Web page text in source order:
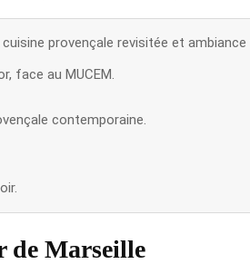
provençale revisitée et
face au MUCEM.
contemporaine.
de Marseille